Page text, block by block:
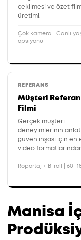
çekilmesi ve özet
üretimi.
Çok kamera | Canlı
opsiyonu
REFERANS
Müşteri
Filmi
Gerçek müşteri
deneyimlerinin
güven inşası için en
video
Röportaj + B-roll |
Manisa